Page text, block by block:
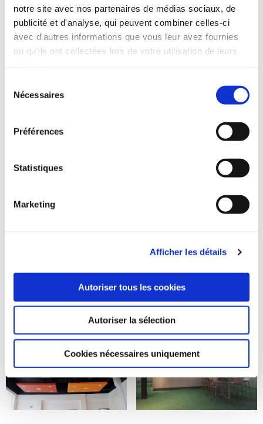
notre site avec nos partenaires de médias sociaux, de
publicité et d'analyse, qui peuvent combiner celles-ci
avec d'autres informations que vous leur avez fournies
ou qu'ils ont collectées lors de votre utilisation de leurs
Nécessaires
Préférences
Statistiques
Marketing
Afficher les détails
Autoriser tous les cookies
Autoriser la sélection
Cookies nécessaires uniquement